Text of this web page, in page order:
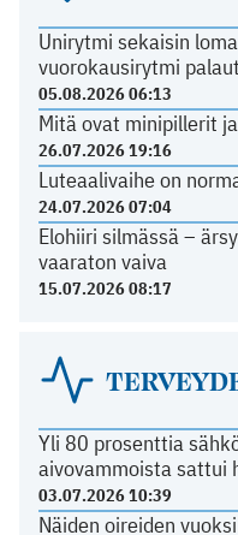
Unirytmi sekaisin
vuorokausirytmi
05.08.2026 06:13
Mitä ovat minipillerit
26.07.2026 19:16
Luteaalivaihe on
24.07.2026 07:04
Elohiiri silmässä –
vaaraton vaiva
15.07.2026 08:17
Yli 80 prosenttia
aivovammoista sattui
03.07.2026 10:39
Näiden oireiden